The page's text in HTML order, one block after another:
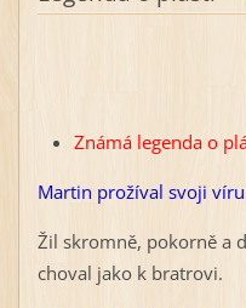
Známá legenda o
Martin prožíval svoji
Žil skromně, pokorně a
choval jako k bratrovi.